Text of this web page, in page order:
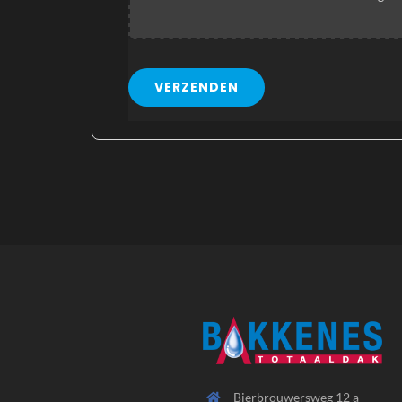
VERZENDEN
Bierbrouwersweg 12 a